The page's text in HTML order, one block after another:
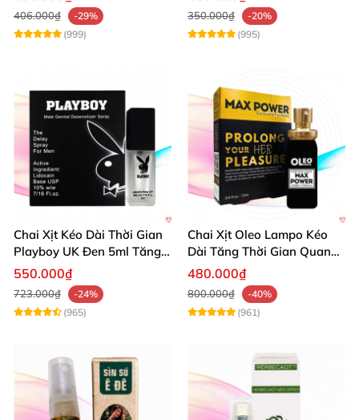
406.000₫
-29%
(999)
350.000₫
-20%
(995)
Chai Xịt Kéo Dài Thời Gian
Playboy UK Đen 5ml Tăng
Khoái Cảm
550.000₫
723.000₫
-24%
(965)
Chai Xịt Oleo Lampo Kéo
Dài Tăng Thời Gian Quan
Hệ Chính Hãng
480.000₫
800.000₫
-40%
(961)